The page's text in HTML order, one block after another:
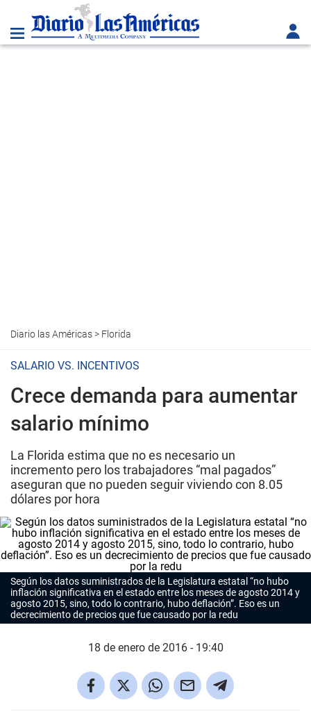
Diario las Américas> Florida
SALARIO VS. INCENTIVOS
Crece demanda para aumentar
salario mínimo
La Florida estima que no es necesario un
incremento pero los trabajadores “mal pagados”
aseguran que no pueden seguir viviendo con 8.05
dólares por hora
Según los datos suministrados de la Legislatura estatal “no hubo
inflación significativa en el estado entre los meses de agosto 2014 y
agosto 2015, sino, todo lo contrario, hubo deflación”. Eso es un
decrecimiento de precios que fue causado por la redu
18 de enero de 2016 - 19:40